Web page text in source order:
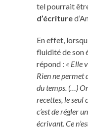
tel pourrait
d’écriture
En effet,
fluidité de son
répond : « Elle
Rien ne permet
du temps. (…)
recettes, le seul
c’est de régler
écrivant. Ce